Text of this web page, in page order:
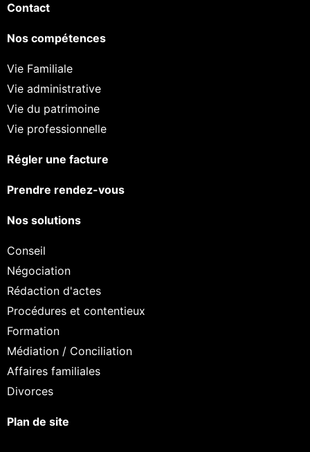
Contact
Nos compétences
Vie Familiale
Vie administrative
Vie du patrimoine
Vie professionnelle
Régler une facture
Prendre rendez-vous
Nos solutions
Conseil
Négociation
Rédaction d'actes
Procédures et contentieux
Formation
Médiation / Conciliation
Affaires familiales
Divorces
Plan de site